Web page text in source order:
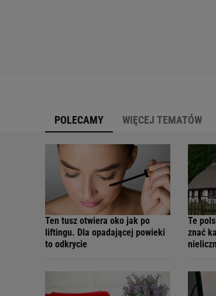
POLECAMY WIĘCEJ TEMATÓW
Ten tusz otwiera oko jak po
liftingu. Dla opadającej powieki
to odkrycie
Te
znać